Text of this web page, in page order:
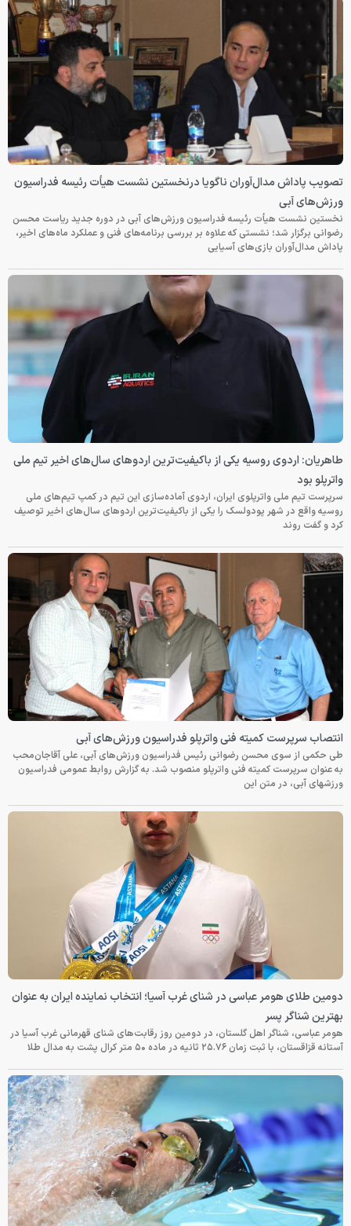
تصویب پاداش مدال‌آوران ناگویا درنخستین نشست هیأت رئیسه فدراسیون
ورزش‌های آبی
نخستین نشست هیأت رئیسه فدراسیون ورزش‌های آبی در دوره جدید ریاست محسن
رضوانی برگزار شد؛ نشستی که علاوه بر بررسی برنامه‌های فنی و عملکرد ماه‌های اخیر،
پاداش مدال‌آوران بازی‌های آسیایی
طاهریان: اردوی روسیه یکی از باکیفیت‌ترین اردوهای سال‌های اخیر تیم ملی
واترپلو بود
سرپرست تیم ملی واترپلوی ایران، اردوی آماده‌سازی این تیم در کمپ تیم‌های ملی
روسیه واقع در شهر پودولسک را یکی از باکیفیت‌ترین اردوهای سال‌های اخیر توصیف
کرد و گفت روند
انتصاب سرپرست کمیته فنی واترپلو فدراسیون ورزش‌های آبی
طی حکمی از سوی محسن رضوانی رئیس فدراسیون ورزش‌های آبی، علی آقاجان‌محب
به عنوان سرپرست کمیته فنی واترپلو منصوب شد. به گزارش روابط عمومی فدراسیون
ورزشهای آبی، در متن این
دومین طلای هومر عباسی در شنای غرب آسیا؛ انتخاب نماینده ایران به عنوان
بهترین شناگر پسر
هومر عباسی، شناگر اهل گلستان، در دومین روز رقابت‌های شنای قهرمانی غرب آسیا در
آستانه قزاقستان، با ثبت زمان ۲۵.۷۶ ثانیه در ماده ۵۰ متر کرال پشت به مدال طلا